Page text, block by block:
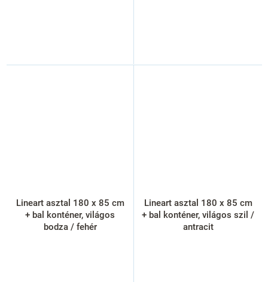
Lineart asztal 180 x 85 cm
+ bal konténer, világos
bodza / fehér
Lineart asztal 180 x 85 cm
+ bal konténer, világos szil /
antracit